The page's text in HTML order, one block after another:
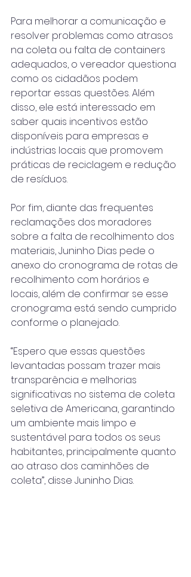
Para melhorar a comunicação e
resolver problemas como atrasos
na coleta ou falta de containers
adequados, o vereador questiona
como os cidadãos podem
reportar essas questões. Além
disso, ele está interessado em
saber quais incentivos estão
disponíveis para empresas e
indústrias locais que promovem
práticas de reciclagem e redução
de resíduos.
Por fim, diante das frequentes
reclamações dos moradores
sobre a falta de recolhimento dos
materiais, Juninho Dias pede o
anexo do cronograma de rotas de
recolhimento com horários e
locais, além de confirmar se esse
cronograma está sendo cumprido
conforme o planejado.
“Espero que essas questões
levantadas possam trazer mais
transparência e melhorias
significativas no sistema de coleta
seletiva de Americana, garantindo
um ambiente mais limpo e
sustentável para todos os seus
habitantes, principalmente quanto
ao atraso dos caminhões de
coleta”, disse Juninho Dias.